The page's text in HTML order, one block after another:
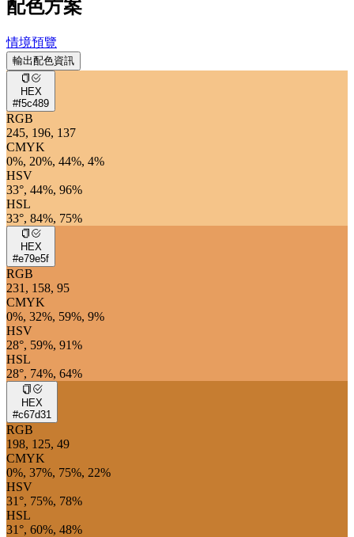
配色方案
情境預覽
輸出配色資訊
HEX
#f5c489
RGB
245, 196, 137
CMYK
0%, 20%, 44%, 4%
HSV
33°, 44%, 96%
HSL
33°, 84%, 75%
HEX
#e79e5f
RGB
231, 158, 95
CMYK
0%, 32%, 59%, 9%
HSV
28°, 59%, 91%
HSL
28°, 74%, 64%
HEX
#c67d31
RGB
198, 125, 49
CMYK
0%, 37%, 75%, 22%
HSV
31°, 75%, 78%
HSL
31°, 60%, 48%